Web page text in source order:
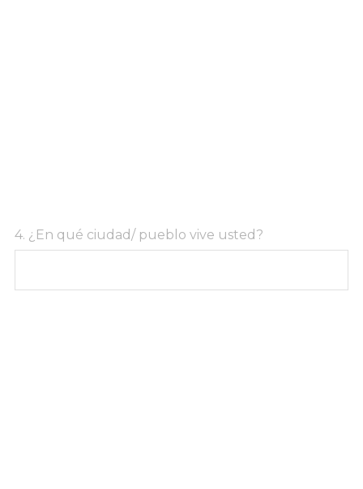
Question
4. ¿En qué ciudad/ pueblo vive usted?